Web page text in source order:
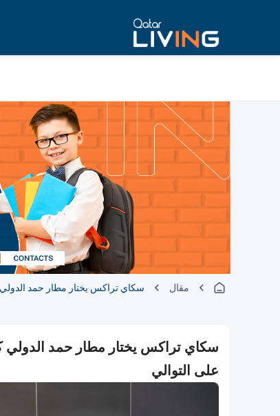
مقال سكاي تراكس يختار مطار حمد
سكاي تراكس يختار مطار حمد
على التوالي